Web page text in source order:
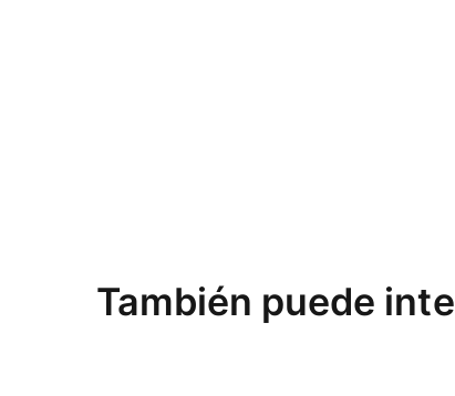
También puede